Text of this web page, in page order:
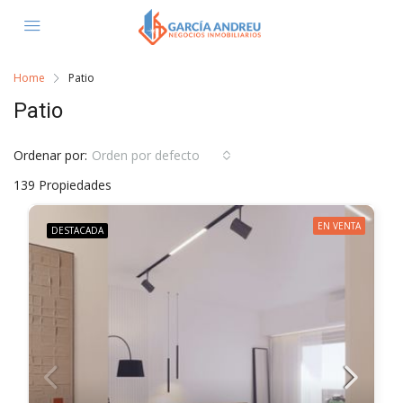
Home Patio
Patio
139 Propiedades
Ordenar por: Orden por defecto
DESTACADA EN VENTA